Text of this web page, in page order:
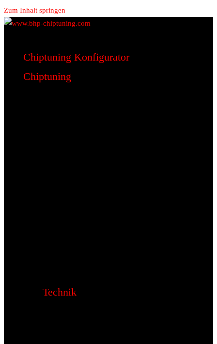
Zum Inhalt springen
www.bhp-chiptuning.com
BHP Motorsport
Chiptuning Konfigurator
Chiptuning
Technik